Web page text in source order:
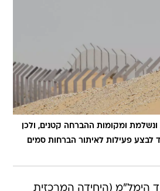
ונשלמת ומקומות ההברחה קטנים, ולכן
לבצע פעילות לאיתור הברחות סמים
הימל"מ (היחידה המרכזית